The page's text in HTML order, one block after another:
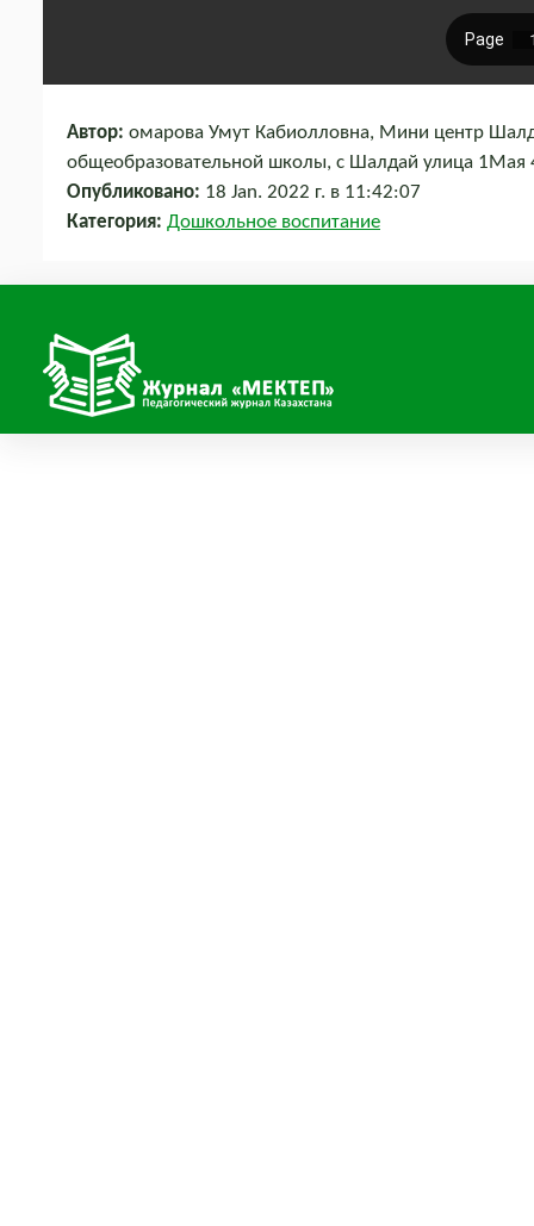
Автор: омарова Умут Кабиолловна, Мини центр
общеобразовательной школы, c Шалдай улица 1Мая
Опубликовано: 18 Jan. 2022 г. в 11:42:07
Категория: Дошкольное воспитание